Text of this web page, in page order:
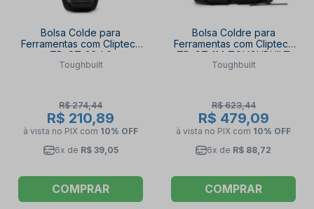
Bolsa Colde para
Ferramentas com Cliptech
TB-CT-36-L6
TOUGHBUILT
Toughbuilt
R$ 274,44
R$ 210,89
à vista no PIX com 10% OFF
6x de R$ 39,05
COMPRAR
Bolsa Coldre para
Ferramentas com Cliptech
TB-CT-114 TOUGHBUILT
Toughbuilt
R$ 623,44
R$ 479,09
à vista no PIX com 10% OFF
6x de R$ 88,72
COMPRAR